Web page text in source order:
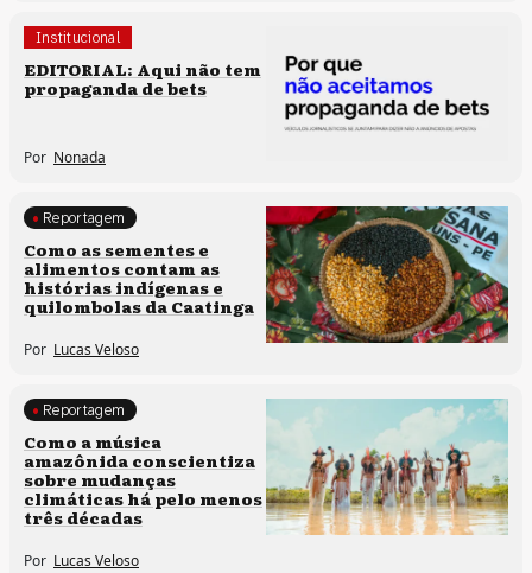
Institucional
EDITORIAL: Aqui não tem
propaganda de bets
Por Nonada
Clima e cultura
Comunidades tradicionais
Reportagem
Como as sementes e
alimentos contam as
histórias indígenas e
quilombolas da Caatinga
Por Lucas Veloso
Clima e cultura
Reportagem
Como a música
amazônida conscientiza
sobre mudanças
climáticas há pelo menos
três décadas
Por Lucas Veloso